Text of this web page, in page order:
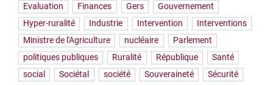
Evaluation
Finances Gers
Gouvernement
Hyper-ruralité
Industrie Intervention
Interventions
Ministre de l'Agriculture
nucléaire
Parlement
politiques publiques
Ruralité République
Santé
social
Sociétal société Souveraineté
Sécurité